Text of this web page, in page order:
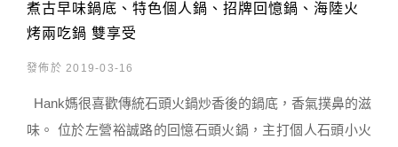
煮古早味鍋底、特色個人鍋、招牌回憶鍋、海陸火
烤兩吃鍋 雙享受
發佈於 2019-03-16
Hank媽很喜歡傳統石頭火鍋炒香後的鍋底，香氣撲鼻的滋
味。 位於左營裕誠路的回憶石頭火鍋，主打個人石頭小火